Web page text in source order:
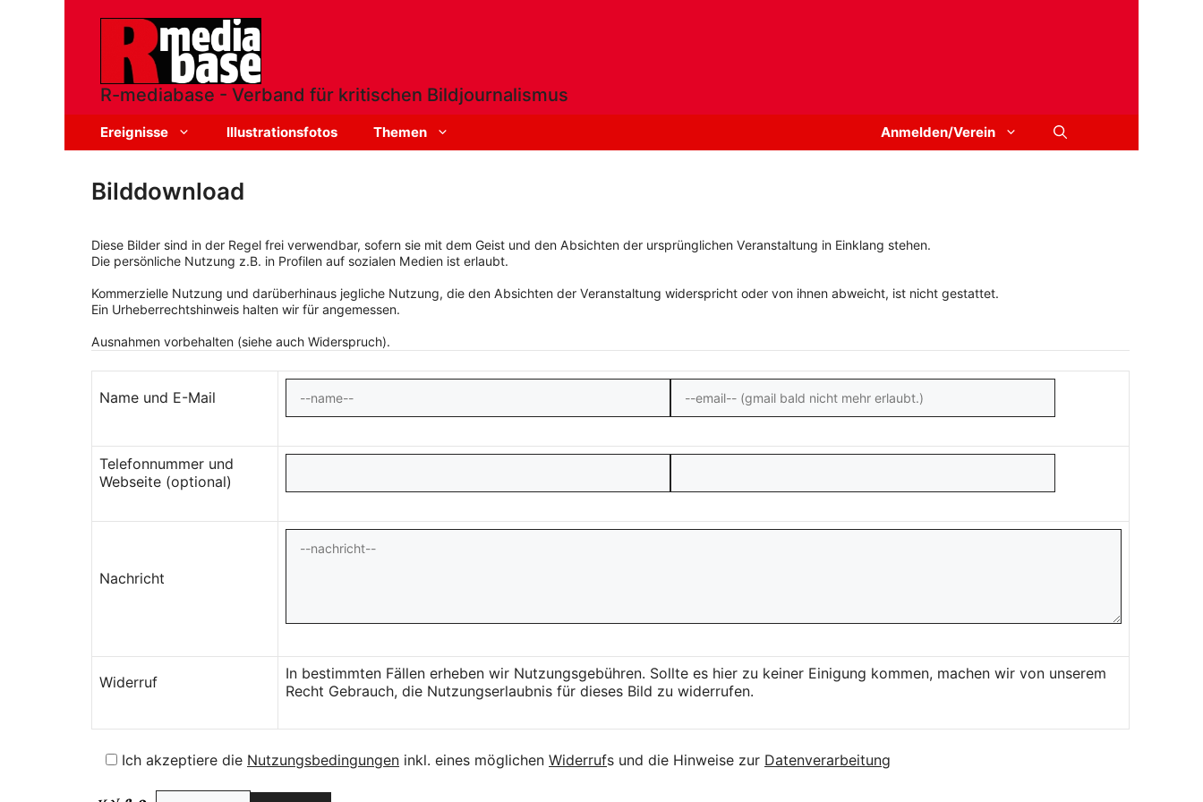
R-mediabase - Verband für kritischen Bildjournalismus
Ereignisse Illustrationsfotos Themen Anmelden/Verein
Bilddownload
Diese Bilder sind in der Regel frei verwendbar, sofern sie mit dem Geist und den Absichten der ursprünglichen Veranstaltung in Einklang stehen.
Die persönliche Nutzung z.B. in Profilen auf sozialen Medien ist erlaubt.
Kommerzielle Nutzung und darüberhinaus jegliche Nutzung, die den Absichten der Veranstaltung widerspricht oder von ihnen abweicht, ist nicht gestattet.
Ein Urheberrechtshinweis halten wir für angemessen.
Ausnahmen vorbehalten (siehe auch Widerspruch).
Name und E-Mail
Telefonnummer und
Webseite (optional)
Nachricht
Widerruf
In bestimmten Fällen erheben wir Nutzungsgebühren. Sollte es hier zu keiner Einigung kommen, machen wir von unserem
Recht Gebrauch, die Nutzungserlaubnis für dieses Bild zu widerrufen.
Ich akzeptiere die Nutzungsbedingungen inkl. eines möglichen Widerrufs und die Hinweise zur Datenverarbeitung